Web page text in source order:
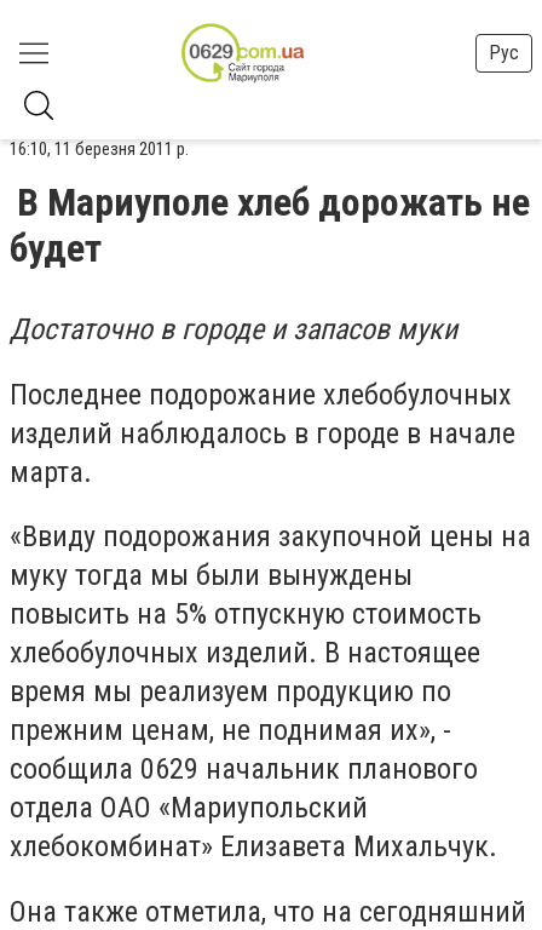
Рус
16:10, 11 березня 2011 р.
В Мариуполе хлеб дорожать не
будет
Достаточно в городе и запасов муки
Последнее подорожание хлебобулочных
изделий наблюдалось в городе в начале
марта.
«Ввиду подорожания закупочной цены на
муку тогда мы были вынуждены
повысить на 5% отпускную стоимость
хлебобулочных изделий. В настоящее
время мы реализуем продукцию по
прежним ценам, не поднимая их», -
сообщила 0629 начальник планового
отдела ОАО «Мариупольский
хлебокомбинат» Елизавета Михальчук.
Она также отметила, что на сегодняшний